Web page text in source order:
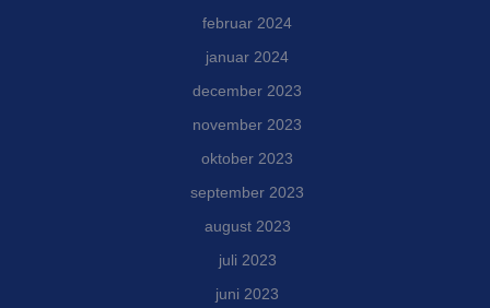
februar 2024
januar 2024
december 2023
november 2023
oktober 2023
september 2023
august 2023
juli 2023
juni 2023